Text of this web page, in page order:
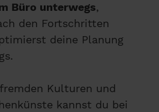
Büro unterwegs,
den Fortschritten
deine Planung
Kulturen und
kannst du bei